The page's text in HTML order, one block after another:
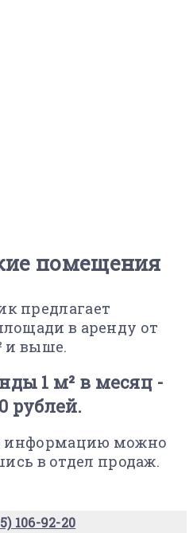
помещения
предлагает
в аренду от
и выше.
1 м² в месяц -
рублей.
информацию можно
в отдел продаж.
106-92-20